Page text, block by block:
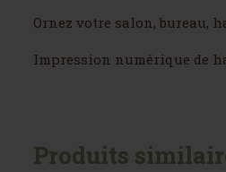
Ornez votre salon, bureau,
Impression numérique de
Produits